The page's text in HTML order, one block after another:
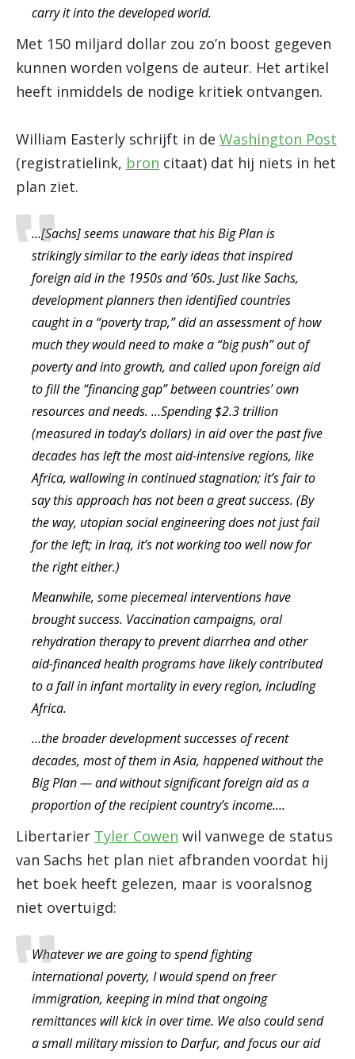
carry it into the developed world.
Met 150 miljard dollar zou zo’n boost gegeven
kunnen worden volgens de auteur. Het artikel
heeft inmiddels de nodige kritiek ontvangen.
William Easterly schrijft in de Washington Post
(registratielink, bron citaat) dat hij niets in het
plan ziet.
…[Sachs] seems unaware that his Big Plan is
strikingly similar to the early ideas that inspired
foreign aid in the 1950s and ’60s. Just like Sachs,
development planners then identified countries
caught in a “poverty trap,” did an assessment of how
much they would need to make a “big push” out of
poverty and into growth, and called upon foreign aid
to fill the “financing gap” between countries’ own
resources and needs. …Spending $2.3 trillion
(measured in today’s dollars) in aid over the past five
decades has left the most aid-intensive regions, like
Africa, wallowing in continued stagnation; it’s fair to
say this approach has not been a great success. (By
the way, utopian social engineering does not just fail
for the left; in Iraq, it’s not working too well now for
the right either.)
Meanwhile, some piecemeal interventions have
brought success. Vaccination campaigns, oral
rehydration therapy to prevent diarrhea and other
aid-financed health programs have likely contributed
to a fall in infant mortality in every region, including
Africa.
…the broader development successes of recent
decades, most of them in Asia, happened without the
Big Plan — and without significant foreign aid as a
proportion of the recipient country’s income….
Libertarier Tyler Cowen wil vanwege de status
van Sachs het plan niet afbranden voordat hij
het boek heeft gelezen, maar is vooralsnog
niet overtuigd:
Whatever we are going to spend fighting
international poverty, I would spend on freer
immigration, keeping in mind that ongoing
remittances will kick in over time. We also could send
a small military mission to Darfur, and focus our aid